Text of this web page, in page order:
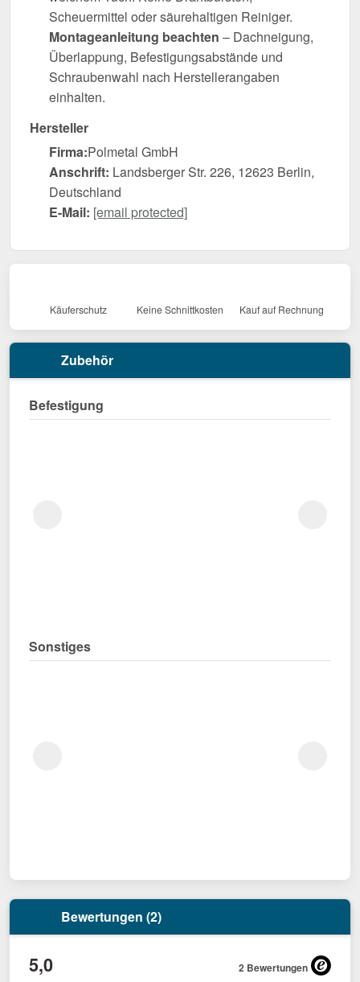
Scheuermittel oder säurehaltigen Reiniger.
Montageanleitung beachten – Dachneigung,
Überlappung, Befestigungsabstände und
Schraubenwahl nach Herstellerangaben
einhalten.
Hersteller
Firma:Polmetal GmbH
Anschrift: Landsberger Str. 226, 12623 Berlin,
Deutschland
E-Mail: [email protected]
Käuferschutz Keine Schnittkosten Kauf auf Rechnung
Zubehör
Befestigung
Sonstiges
Bewertungen (2)
5,0 2 Bewertungen